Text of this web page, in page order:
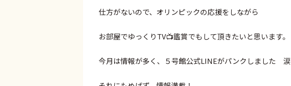
仕方がないので、オリンピックの応援をしながら
お部屋でゆっくりTV📺鑑賞でもして頂きたいと思います。
今月は情報が多く、５号館公式LINEがパンクしました 涙